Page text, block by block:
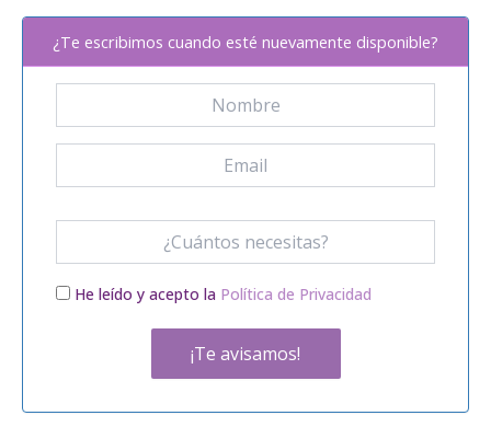
¿Te escribimos cuando esté nuevamente disponible?
He leído y acepto la Política de Privacidad